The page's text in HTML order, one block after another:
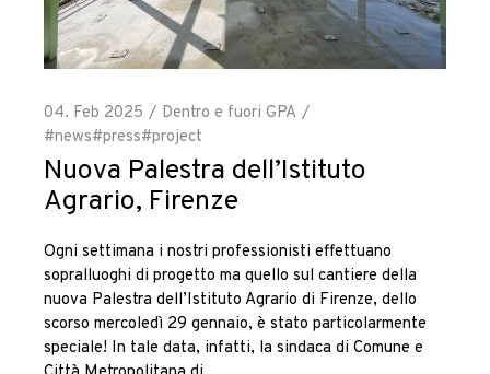
Progetti
concorsi
Sostenibilità
e gestione
News
Contatti
04. Feb 2025
Dentro e fuori GPA
#news#press#project
Nuova Palestra dell’Istituto
Agrario, Firenze
Ogni settimana i nostri professionisti effettuano
sopralluoghi di progetto ma quello sul cantiere della
nuova Palestra dell’Istituto Agrario di Firenze, dello
scorso mercoledì 29 gennaio, è stato particolarmente
speciale! In tale data, infatti, la sindaca di Comune e